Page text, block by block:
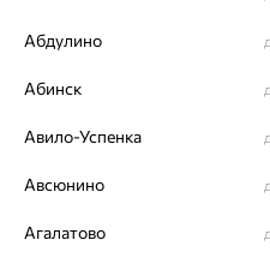
Абдулино
Абинск
Авило-Успенка
Авсюнино
Агалатово